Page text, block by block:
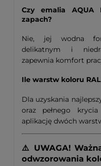
Czy emalia AQUA
zapach?
Nie, jej wodna
delikatnym i
zapewnia komfort
Ile warstw koloru RAL
Dla uzyskania
oraz pełnego
aplikację dwóch
⚠️ UWAGA!
odwzorowania